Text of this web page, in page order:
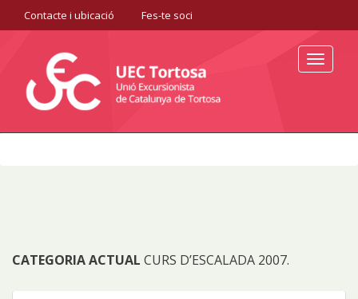
Contacte i ubicació Fes-te soci
Toggle
CATEGORIA ACTUAL CURS D’ESCALADA 2007.